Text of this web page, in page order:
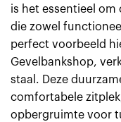
is het essentieel
die zowel
perfect voorbeeld
Gevelbankshop,
staal. Deze
comfortabele
opbergruimte voor